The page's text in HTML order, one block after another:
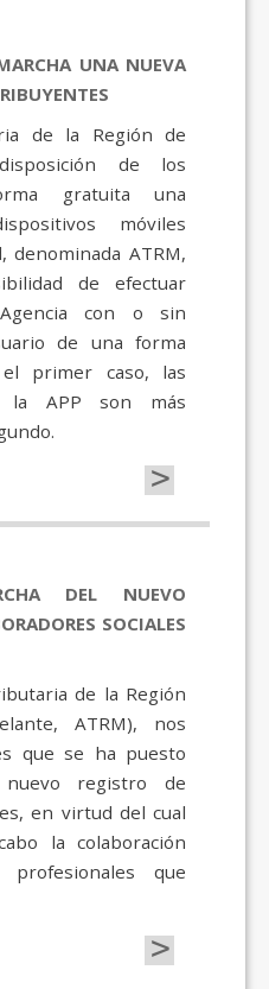
UNA NUEVA
de la Región de
de los
gratuita una
móviles
denominada ATRM,
de efectuar
con o sin
de una forma
primer caso, las
la APP son más
>
DEL NUEVO
SOCIALES
de la Región
ATRM), nos
que se ha puesto
registro de
en virtud del cual
la colaboración
que
>